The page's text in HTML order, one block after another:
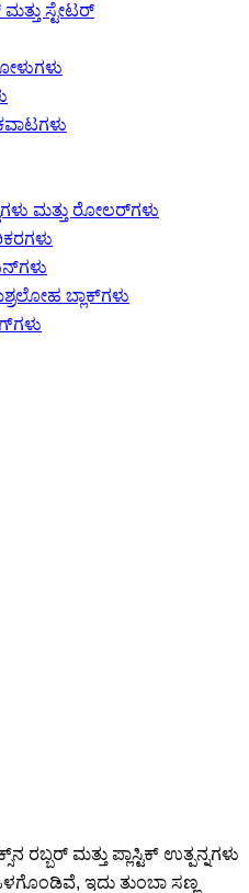
ಸ್ಟೇಟರ್
ಮತ್ತು ರೋಲರ್‌ಗಳು
ಬ್ಲಾಕ್‌ಗಳು
ರಬ್ಬರ್ ಮತ್ತು ಪ್ಲಾಸ್ಟಿಕ್ ಉತ್ಪನ್ನಗಳು
ಇದು ತುಂಬಾ ಸಣ್ಣ